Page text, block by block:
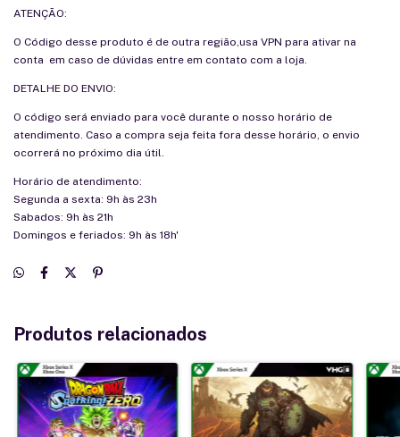
ATENÇÃO:
O Código desse produto é de outra região,usa VPN para ativar na
conta em caso de dúvidas entre em contato com a loja.
DETALHE DO ENVIO:
O código será enviado para você durante o nosso horário de
atendimento. Caso a compra seja feita fora desse horário, o envio
ocorrerá no próximo dia útil.
Horário de atendimento:
Segunda a sexta: 9h às 23h
Sabados: 9h às 21h
Domingos e feriados: 9h às 18h'
Produtos relacionados